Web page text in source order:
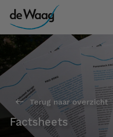
Terug naar overzicht
Factsheets